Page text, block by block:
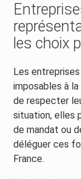
les choix
Les
imposables à
de respecter
situation, elles
de mandat ou
déléguer ces
France.